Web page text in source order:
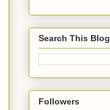
Search This Blog
Followers